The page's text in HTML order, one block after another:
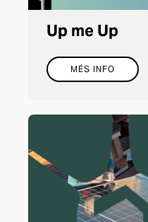
Up me Up
MÉS INFO